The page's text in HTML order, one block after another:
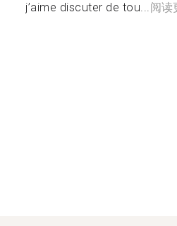
j’aime discuter de tou...阅读